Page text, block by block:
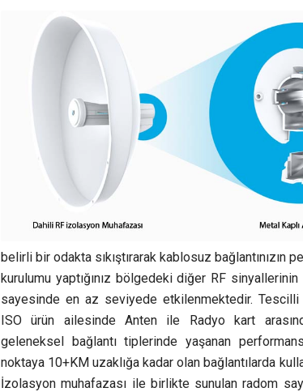
belirli bir odakta sıkıştırarak kablosuz bağlantınızın
kurulumu yaptığınız bölgedeki diğer RF
sayesinde en az seviyede etkilenmektedir.
ISO ürün ailesinde Anten ile Radyo kart
geleneksel bağlantı tiplerinde yaşanan
noktaya 10+KM uzaklığa kadar olan bağlantılarda
İzolasyon muhafazası ile birlikte sunulan radom